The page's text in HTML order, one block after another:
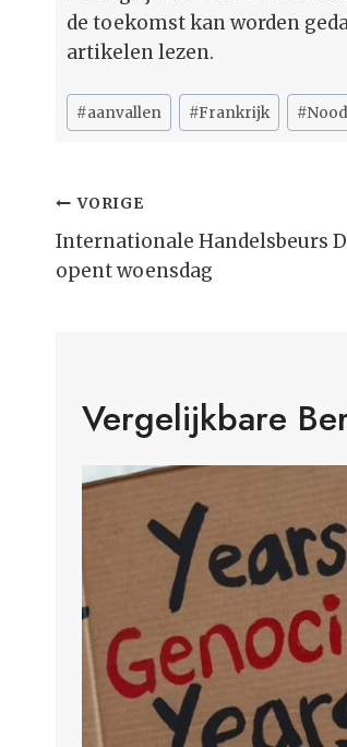
de toekomst kan worden
artikelen lezen.
Bericht
tags:
#aanvallen #Frankrijk #
Bericht
Navigatie
VORIGE
Internationale Handelsbeurs
opent woensdag
Vergelijkbare